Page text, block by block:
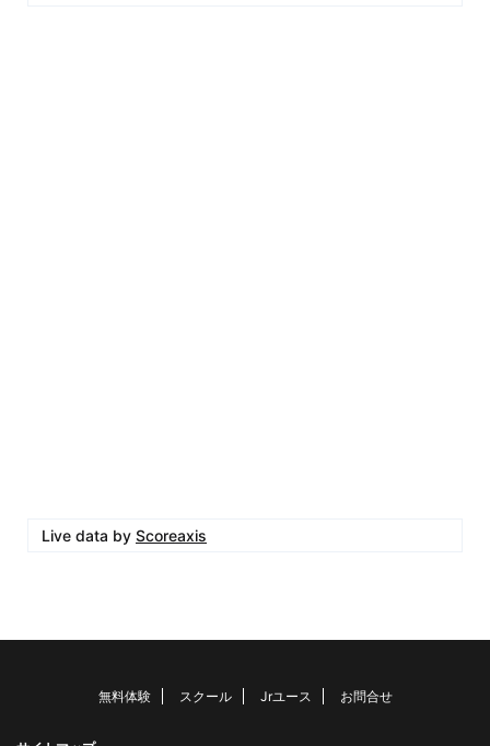
Live data by Scoreaxis
無料体験 スクール Jrユース お問合せ